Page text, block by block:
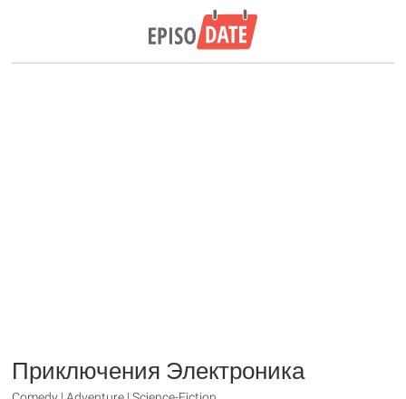
Приключения Электроника